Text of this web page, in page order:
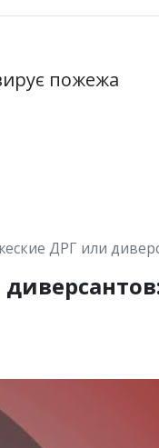
пожежа
ДРГ или